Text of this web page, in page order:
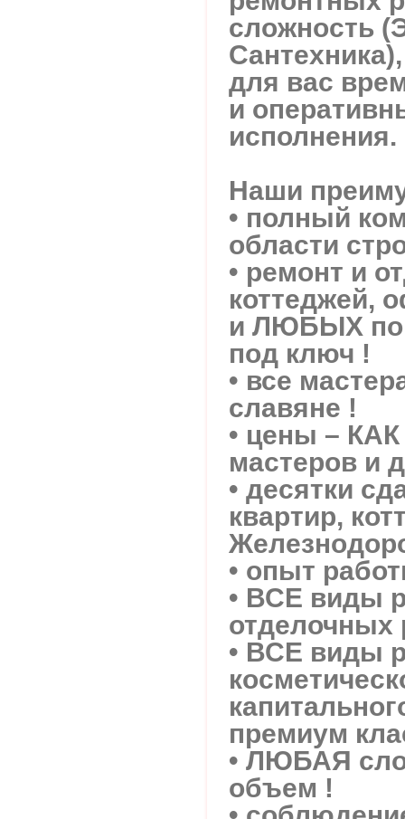
сложность
для вас
и
исполнения.
Наши
• полный
области
• ремонт и
коттеджей,
и ЛЮБЫХ
под ключ !
• все
славяне !
• цены –
мастеров и
• десятки
квартир,
• опыт
• ВСЕ виды
отделочных
• ВСЕ виды
премиум
• ЛЮБАЯ
объем !